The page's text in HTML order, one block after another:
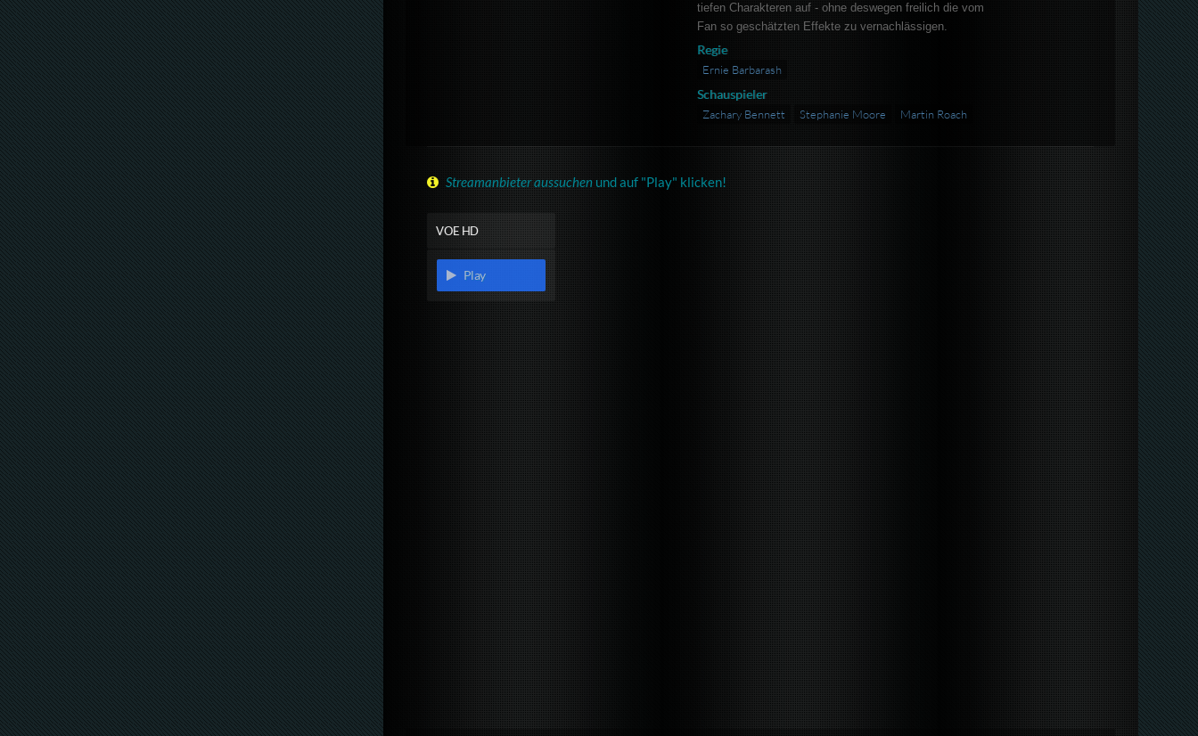
tiefen Charakteren auf - ohne deswegen freilich die vom
Fan so geschätzten Effekte zu vernachlässigen.
Regie
Ernie Barbarash
Schauspieler
Zachary Bennett Stephanie Moore Martin Roach
Streamanbieter aussuchen und auf "Play" klicken!
VOE HD
Play